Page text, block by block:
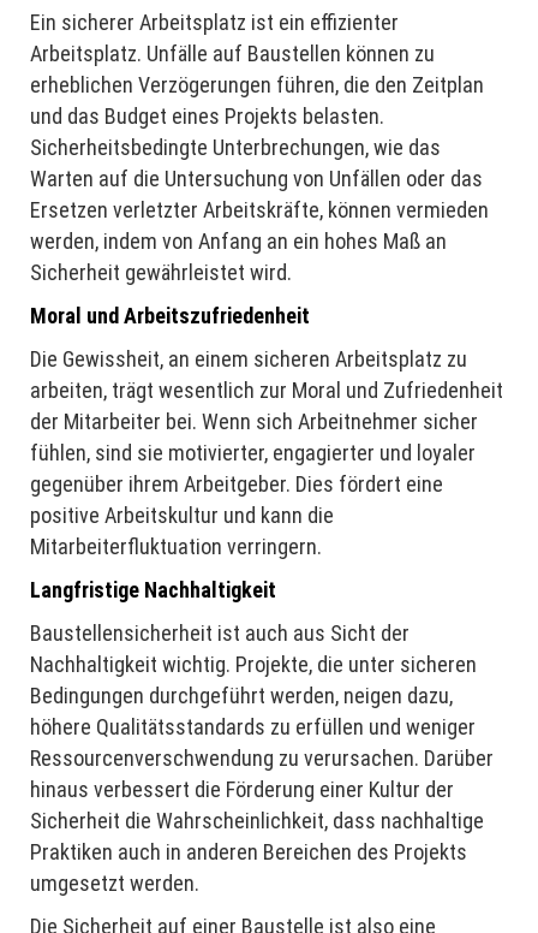
Ein sicherer Arbeitsplatz ist ein effizienter
Arbeitsplatz. Unfälle auf Baustellen können zu
erheblichen Verzögerungen führen, die den Zeitplan
und das Budget eines Projekts belasten.
Sicherheitsbedingte Unterbrechungen, wie das
Warten auf die Untersuchung von Unfällen oder das
Ersetzen verletzter Arbeitskräfte, können vermieden
werden, indem von Anfang an ein hohes Maß an
Sicherheit gewährleistet wird.
Moral und Arbeitszufriedenheit
Die Gewissheit, an einem sicheren Arbeitsplatz zu
arbeiten, trägt wesentlich zur Moral und Zufriedenheit
der Mitarbeiter bei. Wenn sich Arbeitnehmer sicher
fühlen, sind sie motivierter, engagierter und loyaler
gegenüber ihrem Arbeitgeber. Dies fördert eine
positive Arbeitskultur und kann die
Mitarbeiterfluktuation verringern.
Langfristige Nachhaltigkeit
Baustellensicherheit ist auch aus Sicht der
Nachhaltigkeit wichtig. Projekte, die unter sicheren
Bedingungen durchgeführt werden, neigen dazu,
höhere Qualitätsstandards zu erfüllen und weniger
Ressourcenverschwendung zu verursachen. Darüber
hinaus verbessert die Förderung einer Kultur der
Sicherheit die Wahrscheinlichkeit, dass nachhaltige
Praktiken auch in anderen Bereichen des Projekts
umgesetzt werden.
Die Sicherheit auf einer Baustelle ist also eine